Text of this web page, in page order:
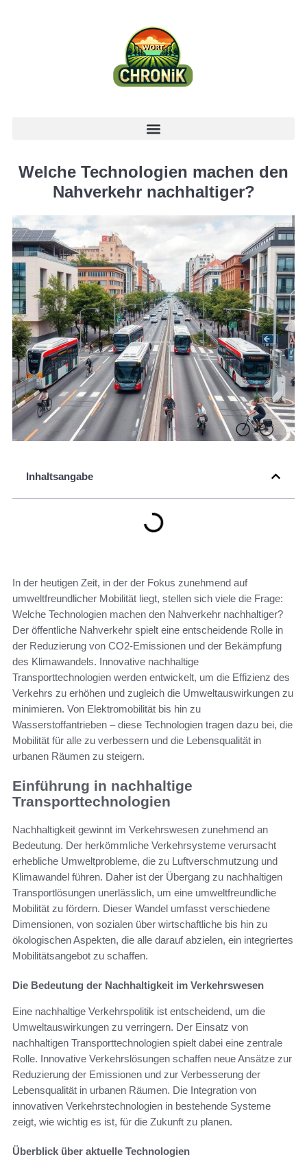
Welche Technologien machen den
Nahverkehr nachhaltiger?
Inhaltsangabe
In der heutigen Zeit, in der der Fokus zunehmend auf
umweltfreundlicher Mobilität liegt, stellen sich viele die Frage:
Welche Technologien machen den Nahverkehr nachhaltiger?
Der öffentliche Nahverkehr spielt eine entscheidende Rolle in
der Reduzierung von CO2-Emissionen und der Bekämpfung
des Klimawandels. Innovative nachhaltige
Transporttechnologien werden entwickelt, um die Effizienz des
Verkehrs zu erhöhen und zugleich die Umweltauswirkungen zu
minimieren. Von Elektromobilität bis hin zu
Wasserstoffantrieben – diese Technologien tragen dazu bei, die
Mobilität für alle zu verbessern und die Lebensqualität in
urbanen Räumen zu steigern.
Einführung in nachhaltige
Transporttechnologien
Nachhaltigkeit gewinnt im Verkehrswesen zunehmend an
Bedeutung. Der herkömmliche Verkehrsysteme verursacht
erhebliche Umweltprobleme, die zu Luftverschmutzung und
Klimawandel führen. Daher ist der Übergang zu nachhaltigen
Transportlösungen unerlässlich, um eine umweltfreundliche
Mobilität zu fördern. Dieser Wandel umfasst verschiedene
Dimensionen, von sozialen über wirtschaftliche bis hin zu
ökologischen Aspekten, die alle darauf abzielen, ein integriertes
Mobilitätsangebot zu schaffen.
Die Bedeutung der Nachhaltigkeit im Verkehrswesen
Eine nachhaltige Verkehrspolitik ist entscheidend, um die
Umweltauswirkungen zu verringern. Der Einsatz von
nachhaltigen Transporttechnologien spielt dabei eine zentrale
Rolle. Innovative Verkehrslösungen schaffen neue Ansätze zur
Reduzierung der Emissionen und zur Verbesserung der
Lebensqualität in urbanen Räumen. Die Integration von
innovativen Verkehrstechnologien in bestehende Systeme
zeigt, wie wichtig es ist, für die Zukunft zu planen.
Überblick über aktuelle Technologien